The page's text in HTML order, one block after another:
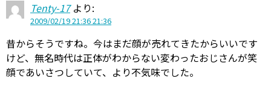
Tenty-17 より:
2009/02/19 21:36 21:36
昔からそうですね。今はまだ顔が売れてきたからいいです
けど、無名時代は正体がわからない変わったおじさんが笑
顔であいさつしていて、より不気味でした。